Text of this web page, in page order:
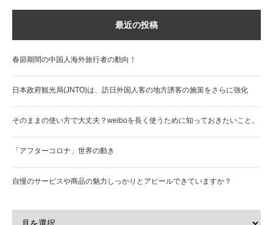
最近の投稿
春節期間の中国人海外旅行者の動向！
日本政府観光局(JNTO)は、訪日外国人客の地方誘客の施策をさらに強化
そのままの使い方で大丈夫？weiboを長く使うために知っておきたいこと。
「アフターコロナ」世界の動き
自慢のサービスや商品の魅力しっかりとアピールできていますか？